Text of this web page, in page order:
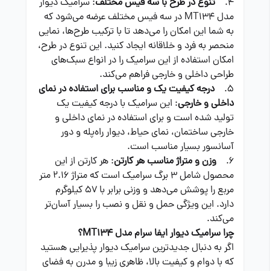
4.
تنوع در طرح با سه فیس مختلف: سرامیک دیوار
مدل MT134 در سه فیس مختلف عرضه می‌شود که
به شما این امکان را می‌دهد تا با ترکیب طرح‌ها، نمایی
منحصر به فرد و خلاقانه ایجاد کنید. این تنوع در طرح،
امکان استفاده از این سرامیک را در انواع سبک‌های
طراحی داخلی و خارجی فراهم می‌کند.
5.
درجه کیفیت یک و مناسب برای استفاده در نمای
داخلی و خارجی: این سرامیک با درجه کیفیت یک
تولید شده است و برای استفاده در نمای داخلی و
خارجی ساختمان، نمای حیاط، دیوار راه‌پله و دور
آسانسور بسیار مناسب است.
6.
وزن و متراژ مناسب هر کارتن: هر کارتن از این
محصول شامل 3 برگ سرامیک است که متراژ 2.16 متر
مربع را پوشش می‌دهد و وزنی برابر با 57 کیلوگرم
دارد. این ویژگی حمل و نقل و نصب را بسیار آسان‌تر
می‌کند.
چرا سرامیک دیوار ایفا سرام مدل MT134؟
اگر به دنبال جدیدترین سرامیک دیوار پذیرایی هستید
که با دوام و کیفیت بالا، ظاهری زیبا و مدرن به فضای